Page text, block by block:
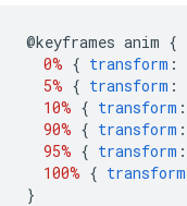
@keyframes anim {
0% { transform :
5% { transform :
10% { transform :
90% { transform :
95% { transform :
100% { transform
}